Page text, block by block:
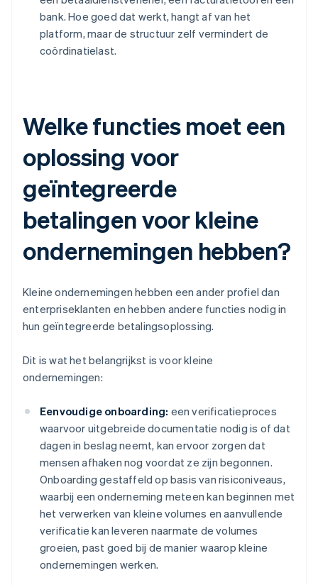
bank. Hoe goed dat werkt, hangt af van het
platform, maar de structuur zelf vermindert de
coördinatielast.
Welke functies moet een
oplossing voor
geïntegreerde
betalingen voor kleine
ondernemingen hebben?
Kleine ondernemingen hebben een ander profiel dan
enterpriseklanten en hebben andere functies nodig in
hun geïntegreerde betalingsoplossing.
Dit is wat het belangrijkst is voor kleine
ondernemingen:
Eenvoudige onboarding: een verificatieproces
waarvoor uitgebreide documentatie nodig is of dat
dagen in beslag neemt, kan ervoor zorgen dat
mensen afhaken nog voordat ze zijn begonnen.
Onboarding gestaffeld op basis van risiconiveaus,
waarbij een onderneming meteen kan beginnen met
het verwerken van kleine volumes en aanvullende
verificatie kan leveren naarmate de volumes
groeien, past goed bij de manier waarop kleine
ondernemingen werken.